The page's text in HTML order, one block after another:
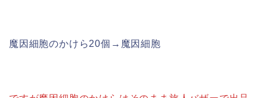
魔因細胞のかけら20個→魔因細胞